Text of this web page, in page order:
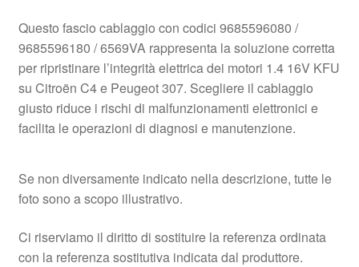
Questo fascio cablaggio con codici 9685596080 /
9685596180 / 6569VA rappresenta la soluzione corretta
per ripristinare l’integrità elettrica dei motori 1.4 16V KFU
su Citroën C4 e Peugeot 307. Scegliere il cablaggio
giusto riduce i rischi di malfunzionamenti elettronici e
facilita le operazioni di diagnosi e manutenzione.
Se non diversamente indicato nella descrizione, tutte le
foto sono a scopo illustrativo.
Ci riserviamo il diritto di sostituire la referenza ordinata
con la referenza sostitutiva indicata dal produttore.